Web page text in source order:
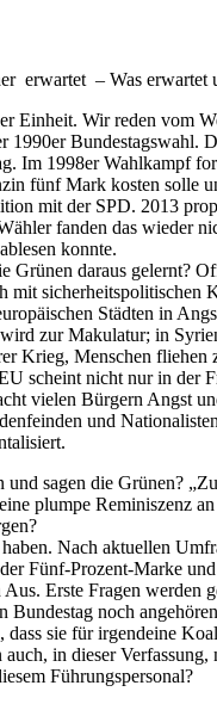
erwartet – Was erwartet
Einheit. Wir reden vom
1990er Bundestagswahl.
Im 1998er Wahlkampf
fünf Mark kosten solle
mit der SPD. 2013
fanden das wieder
konnte.
Grünen daraus gelernt?
mit sicherheitspolitischen
Städten in
zur Makulatur; in
Krieg, Menschen fliehen
scheint nicht nur in der
vielen Bürgern Angst
und
und sagen die Grünen?
plumpe Reminiszenz
Nach aktuellen
Fünf-Prozent-Marke
Aus. Erste Fragen werden
Bundestag noch
dass sie für irgendeine
in dieser Verfassung,
Führungspersonal?